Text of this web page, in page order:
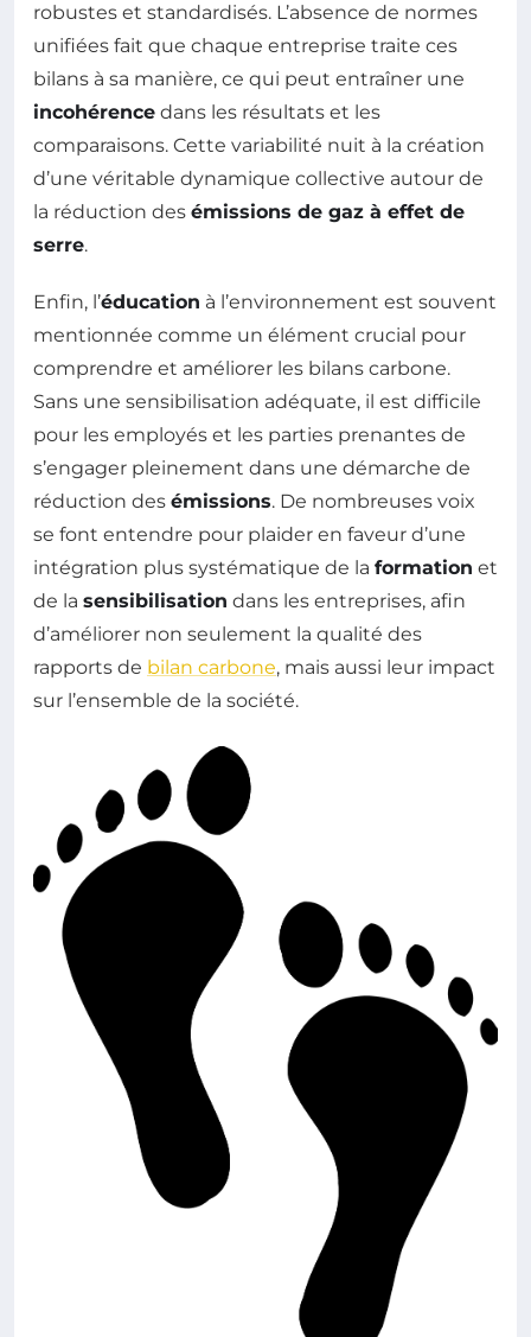
robustes et standardisés. L’absence de normes
unifiées fait que chaque entreprise traite ces
bilans à sa manière, ce qui peut entraîner une
incohérence dans les résultats et les
comparaisons. Cette variabilité nuit à la création
d’une véritable dynamique collective autour de
la réduction des émissions de gaz à effet de
serre.
Enfin, l’éducation à l’environnement est souvent
mentionnée comme un élément crucial pour
comprendre et améliorer les bilans carbone.
Sans une sensibilisation adéquate, il est difficile
pour les employés et les parties prenantes de
s’engager pleinement dans une démarche de
réduction des émissions. De nombreuses voix
se font entendre pour plaider en faveur d’une
intégration plus systématique de la formation et
de la sensibilisation dans les entreprises, afin
d’améliorer non seulement la qualité des
rapports de bilan carbone, mais aussi leur impact
sur l’ensemble de la société.